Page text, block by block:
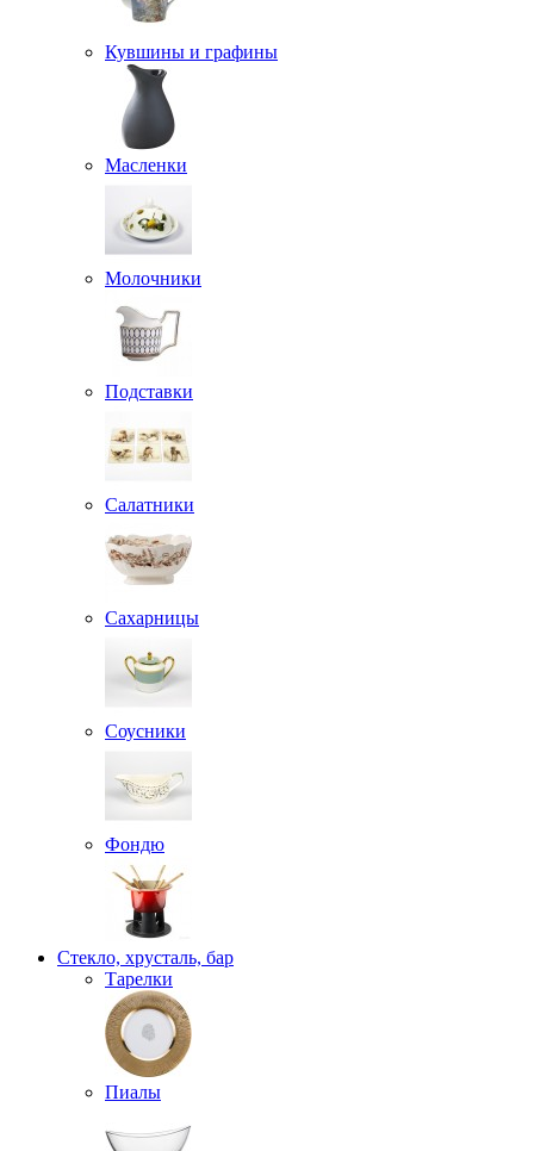
Кувшины и графины
Масленки
Молочники
Подставки
Салатники
Сахарницы
Соусники
Фондю
Стекло, хрусталь, бар
Тарелки
Пиалы